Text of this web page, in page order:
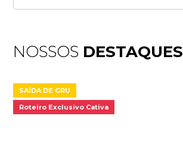
NOSSOS DESTAQUES
SAÍDA DE GRU
Roteiro Exclusivo Cativa